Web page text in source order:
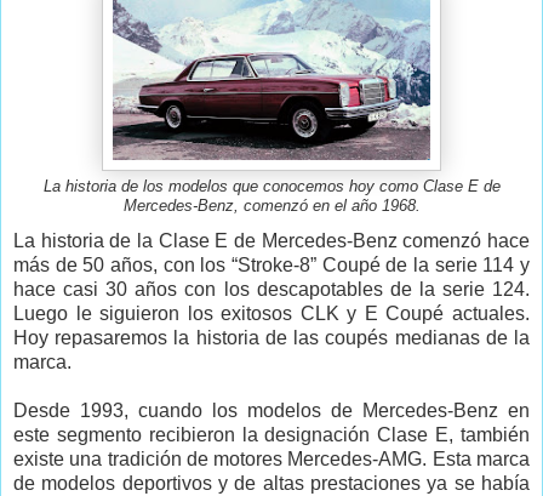
La historia de los modelos que conocemos hoy como Clase E de
Mercedes-Benz, comenzó en el año 1968.
La historia de la Clase E de Mercedes-Benz comenzó hace
más de 50 años, con los “Stroke-8” Coupé de la serie 114 y
hace casi 30 años con los descapotables de la serie 124.
Luego le siguieron los exitosos CLK y E Coupé actuales.
Hoy repasaremos la historia de las coupés medianas de la
marca.
Desde 1993, cuando los modelos de Mercedes-Benz en
este segmento recibieron la designación Clase E, también
existe una tradición de motores Mercedes-AMG. Esta marca
de modelos deportivos y de altas prestaciones ya se había